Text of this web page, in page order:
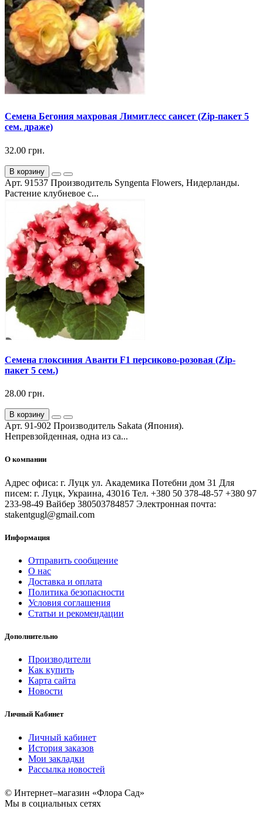
Семена Бегония махровая Лимитлесс сансет (Zip-пакет 5
сем. драже)
32.00 грн.
В корзину
Арт. 91537 Производитель Syngenta Flowers, Нидерланды.
Растение клубневое с...
Семена глоксиния Аванти F1 персиково-розовая (Zip-
пакет 5 сем.)
28.00 грн.
В корзину
Арт. 91-902 Производитель Sakata (Япония).
Непревзойденная, одна из са...
О компании
Адрес офиса: г. Луцк ул. Академика Потебни дом 31 Для
писем: г. Луцк, Украина, 43016 Тел. +380 50 378-48-57 +380 97
233-98-49 Вайбер 380503784857 Электронная почта:
stakentgugl@gmail.com
Информация
Отправить сообщение
О нас
Доставка и оплата
Политика безопасности
Условия соглашения
Статьи и рекомендации
Дополнительно
Производители
Как купить
Карта сайта
Новости
Личный Кабинет
Личный кабинет
История заказов
Мои закладки
Рассылка новостей
© Интернет–магазин «Флора Сад»
Мы в социальных сетях